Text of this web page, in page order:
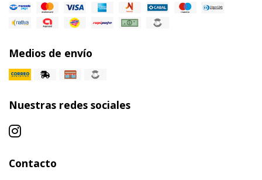
Medios de envío
Nuestras redes sociales
Contacto